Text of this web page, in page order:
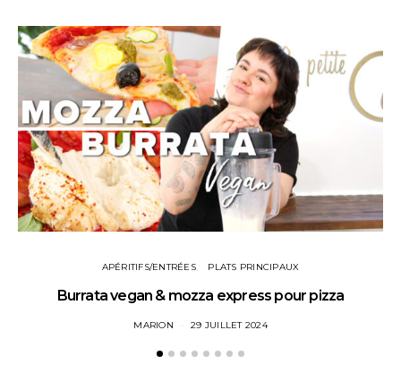
APÉRITIFS/ENTRÉES PLATS PRINCIPAUX
Burrata vegan & mozza express pour pizza
MARION 29 JUILLET 2024